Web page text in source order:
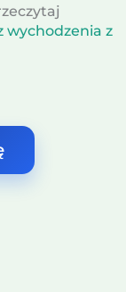
wychodzenia z